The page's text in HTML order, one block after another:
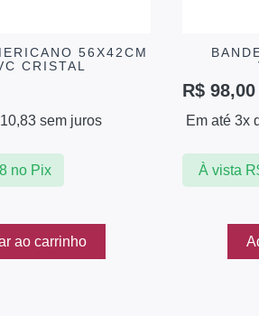
56X42CM
CRISTAL
sem juros
no Pix
ao carrinho
R$ 98,00
Em até 3x
À vista